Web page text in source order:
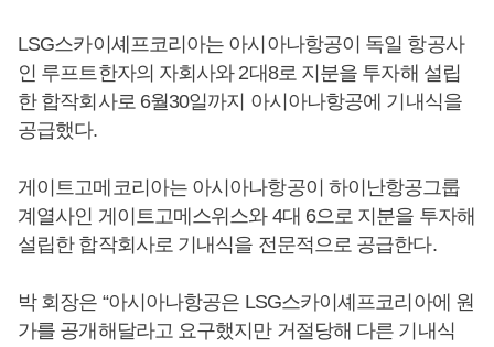
LSG스카이셰프코리아는 아시아나항공이 독일 항공사
인 루프트한자의 자회사와 2대8로 지분을 투자해 설립
한 합작회사로 6월30일까지 아시아나항공에 기내식을
공급했다.
게이트고메코리아는 아시아나항공이 하이난항공그룹
계열사인 게이트고메스위스와 4대 6으로 지분을 투자해
설립한 합작회사로 기내식을 전문적으로 공급한다.
박 회장은 “아시아나항공은 LSG스카이셰프코리아에 원
가를 공개해달라고 요구했지만 거절당해 다른 기내식